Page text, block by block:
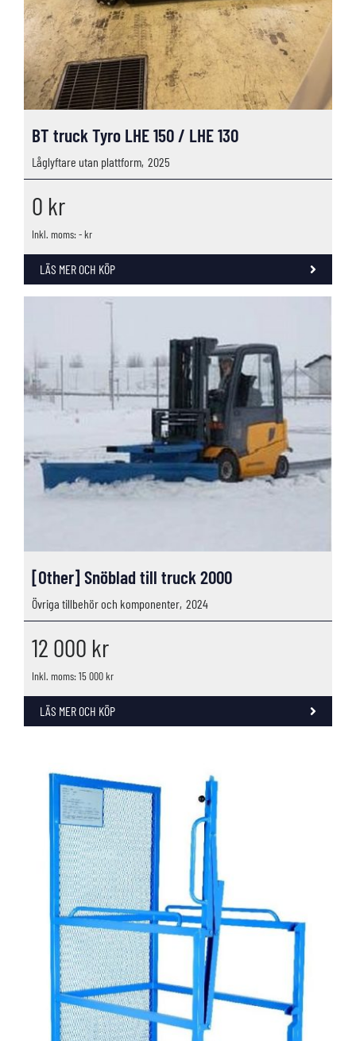
BT truck Tyro LHE 150 / LHE 130
Låglyftare utan plattform, 2025
0 kr
Inkl. moms: - kr
LÄS MER OCH KÖP
[Other] Snöblad till truck 2000
Övriga tillbehör och komponenter, 2024
12 000 kr
Inkl. moms: 15 000 kr
LÄS MER OCH KÖP